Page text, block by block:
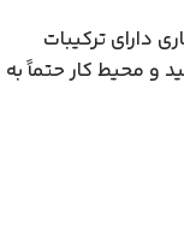
دارای ترکیبات
و محیط کار حتماً به